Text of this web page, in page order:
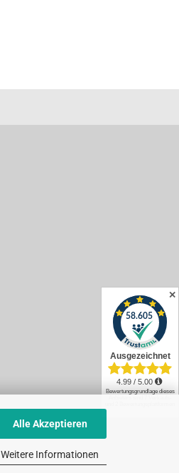
Alle Akzeptieren
Weitere Informationen
✕